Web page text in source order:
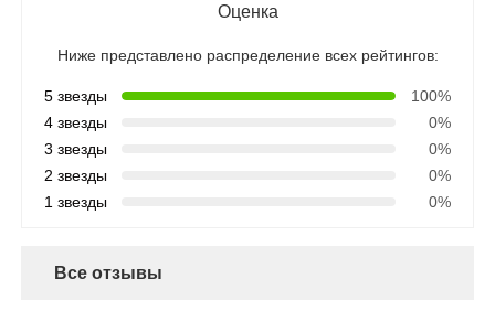
Оценка
Ниже представлено распределение всех рейтингов:
5 звезды
100%
4 звезды
0%
3 звезды
0%
2 звезды
0%
1 звезды
0%
Все отзывы